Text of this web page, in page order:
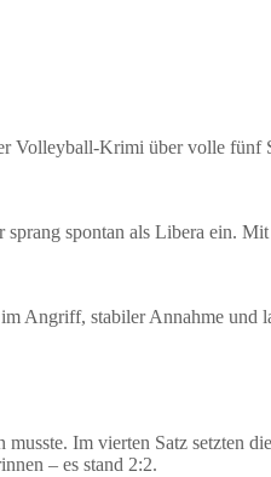
Volleyball-Krimi über volle fünf
spontan als Libera ein.
Angriff, stabiler Annahme und
Im vierten Satz setzten
– es stand 2:2.